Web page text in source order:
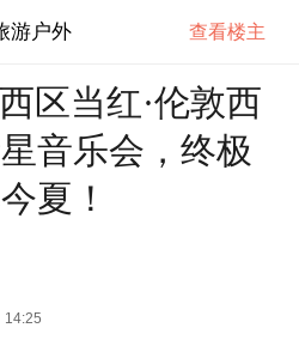
游户外 查看楼主
区当红·伦敦西
音乐会，终极
夏！
14:25